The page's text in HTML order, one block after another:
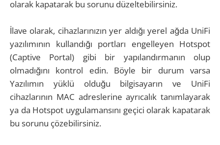
olarak kapatarak bu sorunu düzeltebilirsiniz.
İlave olarak, cihazlarınızın yer aldığı yerel ağda UniFi
yazılımının kullandığı portları engelleyen Hotspot
(Captive Portal) gibi bir yapılandırmanın olup
olmadığını kontrol edin. Böyle bir durum varsa
Yazılımın yüklü olduğu bilgisayarın ve UniFi
cihazlarının MAC adreslerine ayrıcalık tanımlayarak
ya da Hotspot uygulamansını geçici olarak kapatarak
bu sorunu çözebilirsiniz.